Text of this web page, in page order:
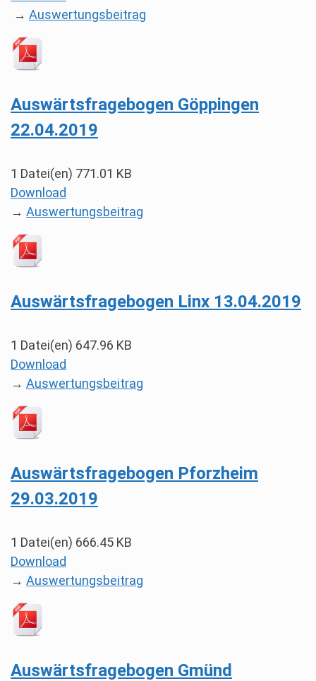
→ Auswertungsbeitrag
Auswärtsfragebogen Göppingen
22.04.2019
1 Datei(en) 771.01 KB
Download
→ Auswertungsbeitrag
Auswärtsfragebogen Linx 13.04.2019
1 Datei(en) 647.96 KB
Download
→ Auswertungsbeitrag
Auswärtsfragebogen Pforzheim
29.03.2019
1 Datei(en) 666.45 KB
Download
→ Auswertungsbeitrag
Auswärtsfragebogen Gmünd